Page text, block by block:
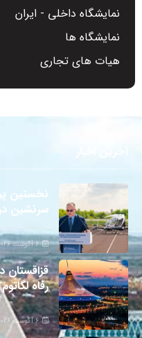
نمایشگاه داخلی - ایران
نمایشگاه ها
هیات های تجاری
نخستین
سرنشین
6 آگوست 2026
رفاه لگاتوم ۲۰۲۶ قرار
6 آگوست 2026